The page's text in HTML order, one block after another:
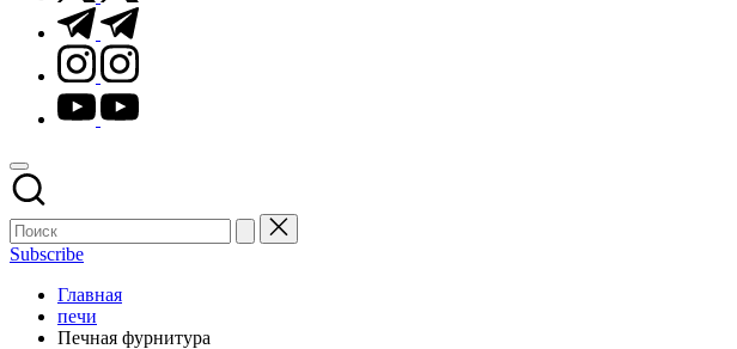
t.me
instagram.com
youtube.com
Subscribe
Главная
печи
Печная фурнитура